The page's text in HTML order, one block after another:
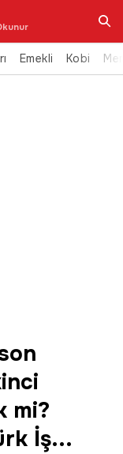
Ara
Emekli Kobi
mi?
İş...